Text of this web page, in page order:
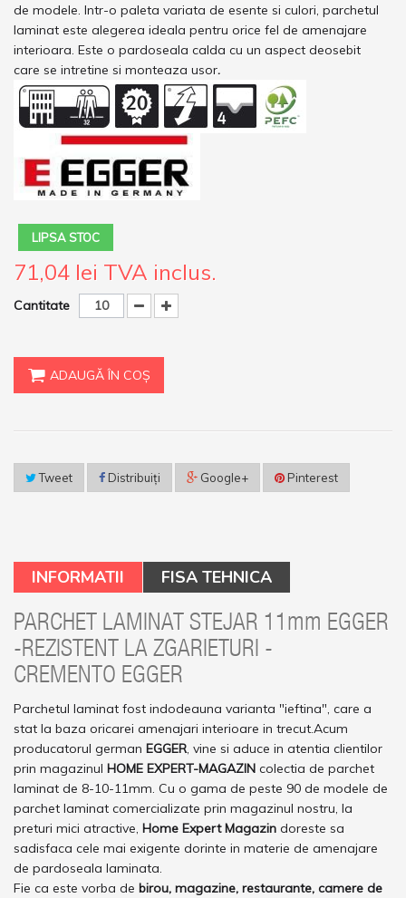
de modele. Intr-o paleta variata de esente si culori, parchetul
laminat este alegerea ideala pentru orice fel de amenajare
interioara. Este o pardoseala calda cu un aspect deosebit
care se intretine si monteaza usor.
LIPSA STOC
71,04 lei TVA inclus.
Cantitate
ADAUGĂ ÎN COŞ
Tweet Distribuiţi Google+ Pinterest
INFORMATII FISA TEHNICA
PARCHET LAMINAT STEJAR 11mm EGGER
-REZISTENT LA ZGARIETURI -
CREMENTO EGGER
Parchetul laminat fost indodeauna varianta "ieftina", care a
stat la baza oricarei amenajari interioare in trecut.Acum
producatorul german EGGER, vine si aduce in atentia clientilor
prin magazinul HOME EXPERT-MAGAZIN colectia de parchet
laminat de 8-10-11mm. Cu o gama de peste 90 de modele de
parchet laminat comercializate prin magazinul nostru, la
preturi mici atractive, Home Expert Magazin doreste sa
sadisfaca cele mai exigente dorinte in materie de amenajare
de pardoseala laminata.
Fie ca este vorba de birou, magazine, restaurante, camere de